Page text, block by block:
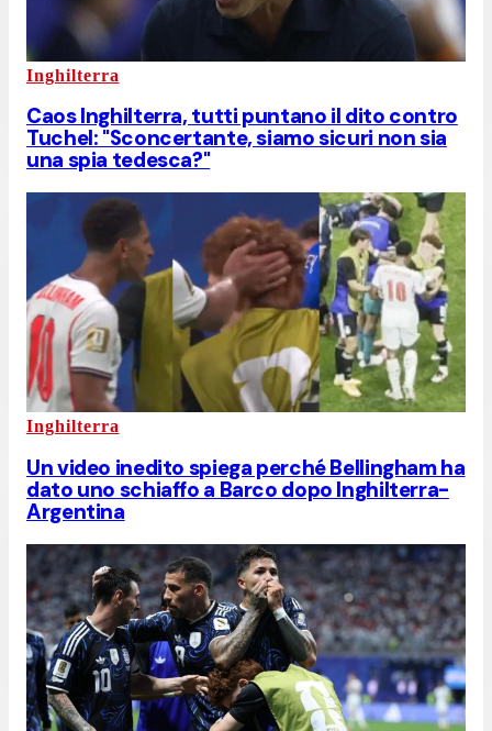
Inghilterra
Caos Inghilterra, tutti puntano il dito contro
Tuchel: "Sconcertante, siamo sicuri non sia
una spia tedesca?"
Inghilterra
Un video inedito spiega perché Bellingham ha
dato uno schiaffo a Barco dopo Inghilterra-
Argentina